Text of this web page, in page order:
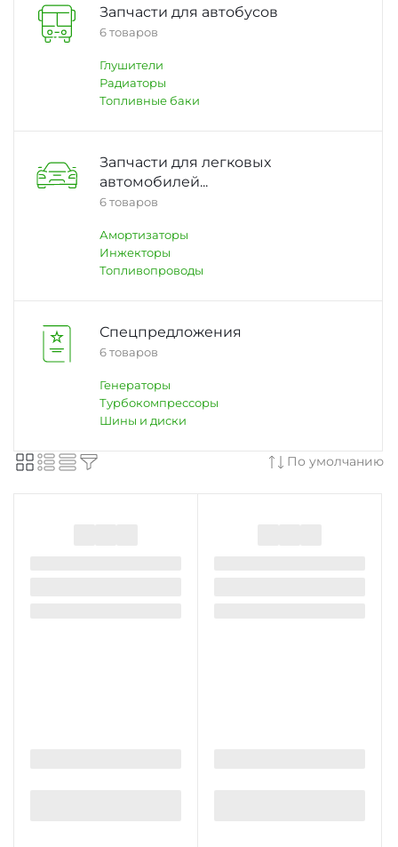
Запчасти для автобусов
6 товаров
Глушители
Радиаторы
Топливные баки
Запчасти для легковых
автомобилей...
6 товаров
Амортизаторы
Инжекторы
Топливопроводы
Спецпредложения
6 товаров
Генераторы
Турбокомпрессоры
Шины и диски
По умолчанию